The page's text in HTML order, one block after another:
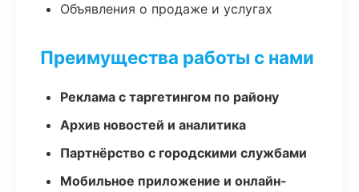
Объявления о продаже и услугах
Преимущества работы с нами
Реклама с таргетингом по району
Архив новостей и аналитика
Партнёрство с городскими службами
Мобильное приложение и онлайн-